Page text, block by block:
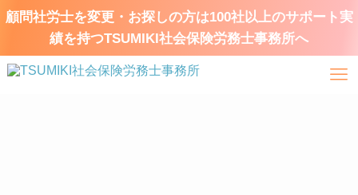
顧問社労士を変更・お探しの方は100社以上のサポート実
績を持つTSUMIKI社会保険労務士事務所へ